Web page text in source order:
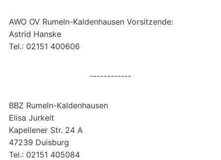
AWO OV Rumeln-Kaldenhausen Vorsitzende:
Astrid Hanske
Tel.: 02151 400606
------------
BBZ Rumeln-Kaldenhausen
Elisa Jurkeit
Kapellener Str. 24 A
47239 Duisburg
Tel.: 02151 405084